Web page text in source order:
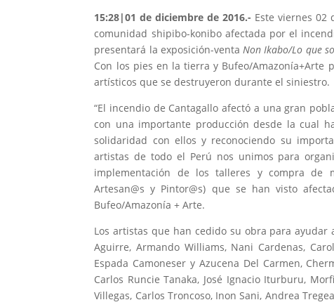
15:28|01 de diciembre de 2016.- Este viernes
comunidad shipibo-konibo afectada por el
presentará la exposición-ventaNon Ikabo/Lo que
Con los pies en la tierra y Bufeo/
artísticos que se destruyeron durante el siniestro.
“El incendio de Cantagallo afectó a una gran
con una importante producción desde la cual
solidaridad con ellos y reconociendo su
artistas de todo el Perú nos unimos para
implementación de los talleres y compra de
Artesan@s y Pintor@s) que se han visto
Bufeo/Amazonía + Arte.
Los artistas que han cedido su obra para
Aguirre, Armando Williams, Nani Cardenas,
Espada Camoneser y Azucena Del Carmen,
Carlos Runcie Tanaka, José Ignacio Iturburu,
Villegas, Carlos Troncoso, Inon Sani, Andrea